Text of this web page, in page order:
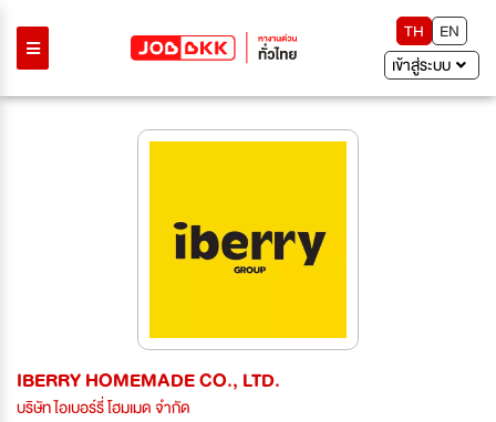
TH
EN
เข้าสู่ระบบ
IBERRY HOMEMADE CO., LTD.
บริษัท ไอเบอร์รี่ โฮมเมด จำกัด